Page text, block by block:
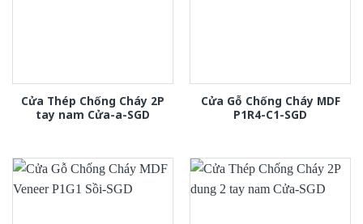
Cửa Thép Chống Cháy 2P
tay nam Cửa-a-SGD
Cửa Gỗ Chống Cháy MDF
P1R4-C1-SGD